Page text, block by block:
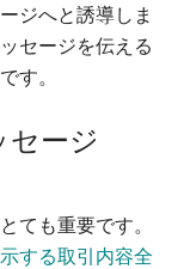
ジへと誘導しま
セージを伝える
す。
セージ
ても重要です。
する取引内容全